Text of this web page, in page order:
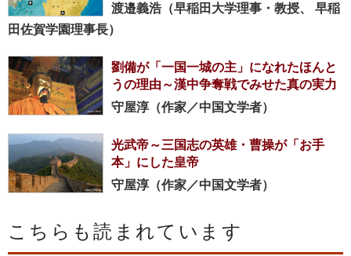
渡邉義浩（早稲田大学理事・教授、 早稲
田佐賀学園理事長）
劉備が「一国一城の主」になれたほんと
うの理由～漢中争奪戦でみせた真の実力
守屋淳（作家／中国文学者）
光武帝～三国志の英雄・曹操が「お手
本」にした皇帝
守屋淳（作家／中国文学者）
こちらも読まれています